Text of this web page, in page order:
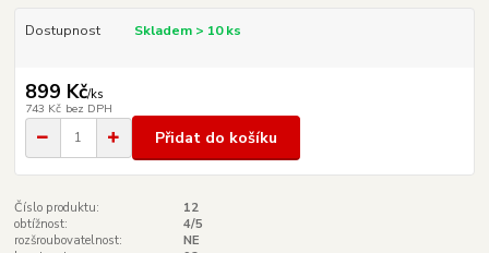
Dostupnost Skladem > 10 ks
899 Kč/ks
743 Kč bez DPH
Přidat do košíku
Číslo produktu:
12
obtížnost:
4/5
rozšroubovatelnost:
NE